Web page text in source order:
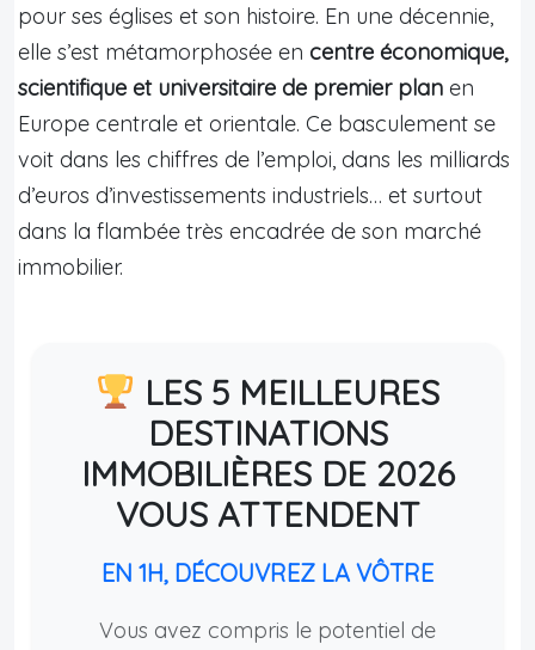
pour ses églises et son histoire. En une décennie,
elle s’est métamorphosée en centre économique,
scientifique et universitaire de premier plan en
Europe centrale et orientale. Ce basculement se
voit dans les chiffres de l’emploi, dans les milliards
d’euros d’investissements industriels… et surtout
dans la flambée très encadrée de son marché
immobilier.
LES 5 MEILLEURES
DESTINATIONS
IMMOBILIÈRES DE 2026
VOUS ATTENDENT
EN 1H, DÉCOUVREZ LA VÔTRE
Vous avez compris le potentiel de